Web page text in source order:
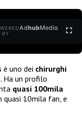
BY
AdhubMedia
è uno dei chirurghi
Ha un profilo
quasi 100mila
quasi 10mila fan, e